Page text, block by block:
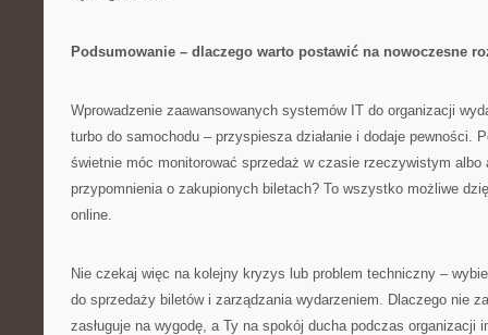
Podsumowanie – dlaczego warto postawić na nowoczesne
Wprowadzenie zaawansowanych systemów IT do organizacji
turbo do samochodu – przyspiesza działanie i dodaje pewności.
świetnie móc monitorować sprzedaż w czasie rzeczywistym albo
przypomnienia o zakupionych biletach? To wszystko możliwe
online.
Nie czekaj więc na kolejny kryzys lub problem techniczny –
do sprzedaży biletów i zarządzania wydarzeniem. Dlaczego nie
zasługuje na wygodę, a Ty na spokój ducha podczas organizacji